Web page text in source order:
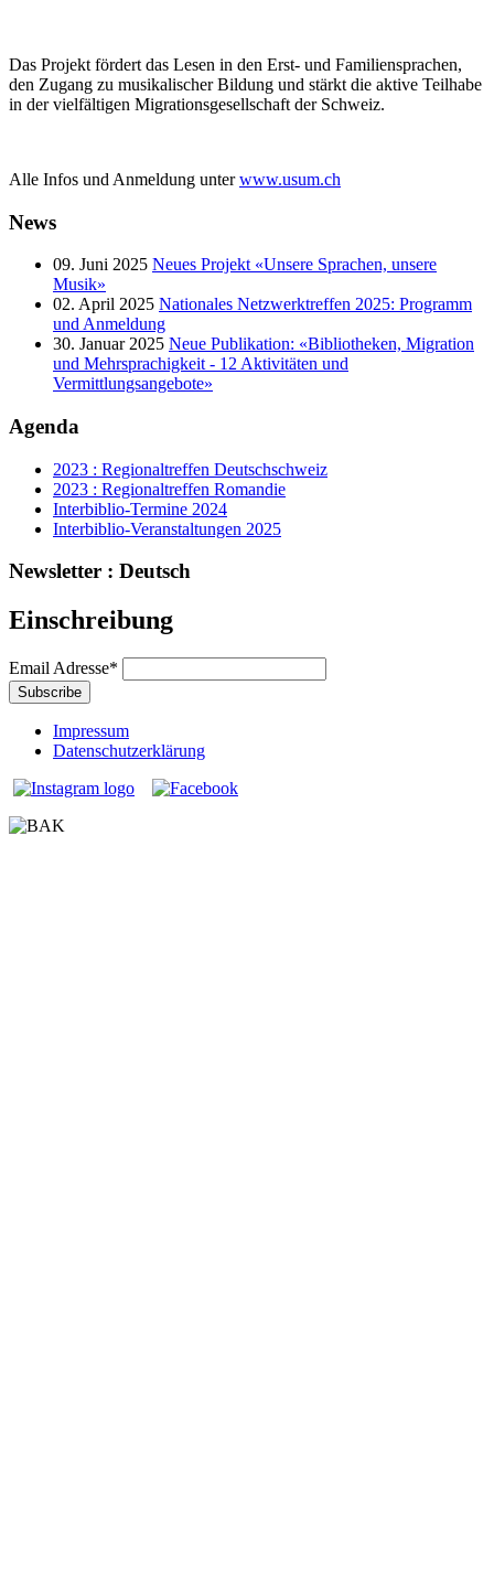
Das Projekt fördert das Lesen in den Erst- und Familiensprachen,
den Zugang zu musikalischer Bildung und stärkt die aktive Teilhabe
in der vielfältigen Migrationsgesellschaft der Schweiz.
Alle Infos und Anmeldung unterwww.usum.ch
News
09. Juni 2025 Neues Projekt «Unsere Sprachen, unsere
Musik»
02. April 2025 Nationales Netzwerktreffen 2025: Programm
und Anmeldung
30. Januar 2025 Neue Publikation: «Bibliotheken, Migration
und Mehrsprachigkeit - 12 Aktivitäten und
Vermittlungsangebote»
Agenda
2023 : Regionaltreffen Deutschschweiz
2023 : Regionaltreffen Romandie
Interbiblio-Termine 2024
Interbiblio-Veranstaltungen 2025
Newsletter : Deutsch
Einschreibung
Email Adresse*
Impressum
Datenschutzerklärung